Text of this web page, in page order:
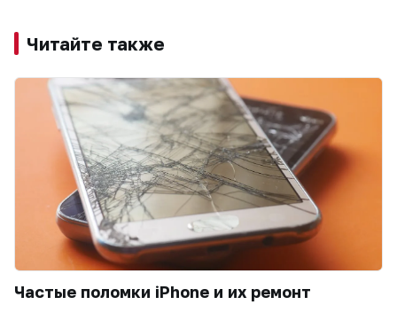
Читайте также
Частые поломки iPhone и их ремонт